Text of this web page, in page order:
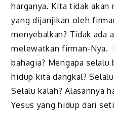
harganya. Kita tidak akan
yang dijanjikan oleh
menyebalkan? Tidak ada
melewatkan firman-Nya.
bahagia? Mengapa selalu
hidup kita dangkal?
Selalu kalah? Alasannya
Yesus yang hidup dari